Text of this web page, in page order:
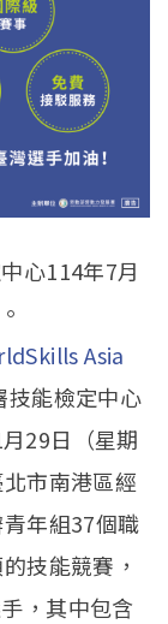
心114年7月
Asia
技能檢定中心
29日（星期
市南港區經
年組37個職
技能競賽，
，其中包含